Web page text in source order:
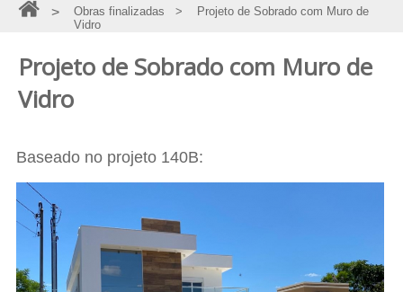
> Obras finalizadas > Projeto de Sobrado com Muro de
Vidro
Projeto de Sobrado com Muro de
Vidro
Baseado no projeto 140B: